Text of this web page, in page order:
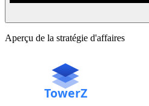
Aperçu de la stratégie d'affaires